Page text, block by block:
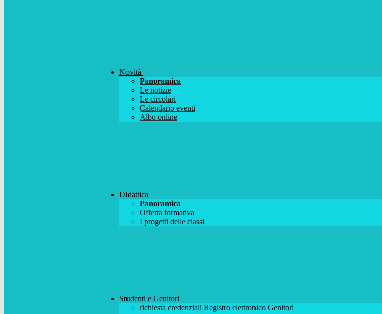
Novità
Panoramica
Le notizie
Le circolari
Calendario eventi
Albo online
Didattica
Panoramica
Offerta formativa
I progetti delle classi
Studenti e Genitori
richiesta credenziali Registro elettronico Genitori